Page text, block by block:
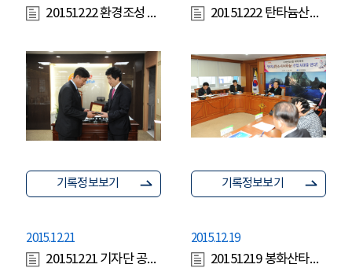
20151222 환경조성 시상식 시군표창패(정병윤경제부지사)
기록정보보기
20151222 탄타늄산업회의
기록정보보기
2015.12.21
20151221 기자단 공관오찬
2015.12.19
20151219 봉화산타마을개소식(우병윤정무실장)